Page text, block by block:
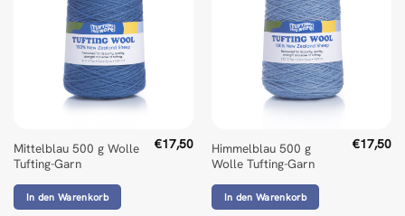
Mittelblau 500 g Wolle
Tufting-Garn
€17,50
In den Warenkorb
Himmelblau 500 g
Wolle Tufting-Garn
€17,50
In den Warenkorb